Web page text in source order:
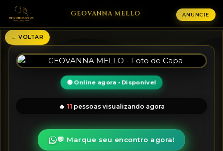
GEOVANNA MELLO ANUNCIE
← VOLTAR
🟢 Online agora • Disponível
🔥 11 pessoas visualizando agora
💬 Marque seu encontro agora!